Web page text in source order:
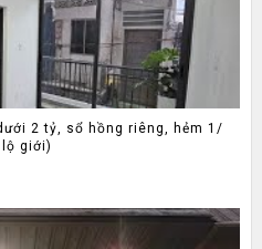
2 tỷ, sổ hồng riêng, hẻm 1/
lộ giới)